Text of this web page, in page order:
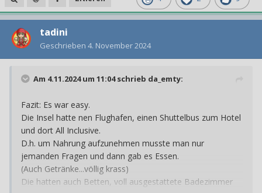
tadini
Geschrieben 4. November 2024
Am 4.11.2024 um 11:04 schrieb da_emty:
Fazit: Es war easy.
Die Insel hatte nen Flughafen, einen Shuttelbus zum Hotel
und dort All Inclusive.
D.h. um Nahrung aufzunehmen musste man nur
jemanden Fragen und dann gab es Essen.
(Auch Getränke...völlig krass)
Die hatten auch Betten, voll ausgestattete Badezimmer